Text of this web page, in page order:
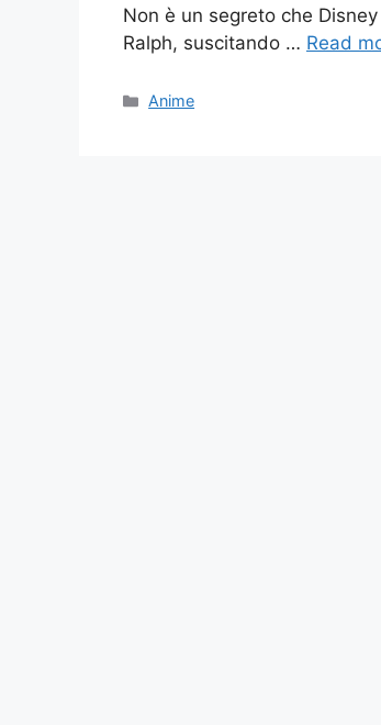
Non è un segreto che
Ralph, suscitando … Read
Categories
Anime